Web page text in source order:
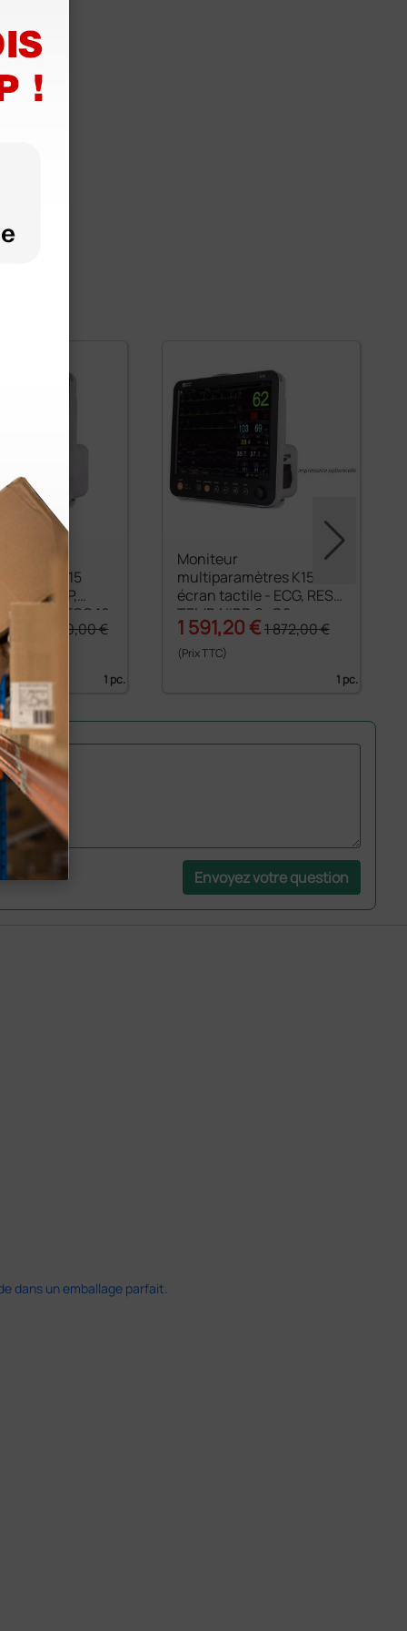
K15
- RESP,
SpO2, ECG 10
€ 2 340,00 €
1 pc.
Moniteur
multiparamètres K15
écran tactile - ECG, RESP,
TEMP, NIBP, SpO2
1 591,20 €1 872,00 €
(Prix TTC)
1 pc.
Envoyez votre question
dans un emballage parfait.